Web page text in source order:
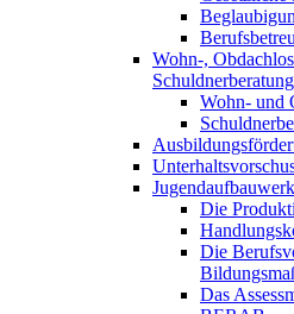
Wohn-,
Schuldnerberatung
Wohn- und
Jugendaufbauwerk
Die
Die
Das